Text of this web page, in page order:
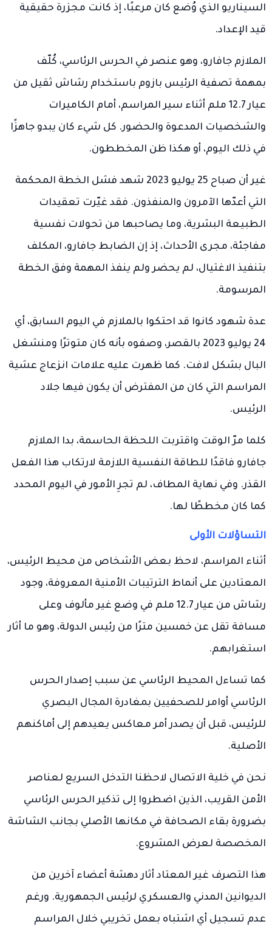
السيناريو الذي وُضع كان مرعبًا، إذ كانت مجزرة حقيقية
قيد الإعداد.
الملازم جافارو، وهو عنصر في الحرس الرئاسي، كُلّف
بمهمة تصفية الرئيس بازوم باستخدام رشاش ثقيل من
عيار 12.7 ملم أثناء سير المراسم، أمام الكاميرات
والشخصيات المدعوة والحضور. كل شيء كان يبدو جاهزًا
في ذلك اليوم، أو هكذا ظن المخططون.
غير أن صباح 25 يوليو 2023 شهد فشل الخطة المحكمة
التي أعدّها الآمرون والمنفذون. فقد غيّرت تعقيدات
الطبيعة البشرية، وما يصاحبها من تحولات نفسية
مفاجئة، مجرى الأحداث، إذ إن الضابط جافارو، المكلف
بتنفيذ الاغتيال، لم يحضر ولم ينفذ المهمة وفق الخطة
المرسومة.
عدة شهود كانوا قد احتكوا بالملازم في اليوم السابق، أي
24 يوليو 2023 بالقصر، وصفوه بأنه كان متوترًا ومنشغل
البال بشكل لافت. كما ظهرت عليه علامات انزعاج عشية
المراسم التي كان من المفترض أن يكون فيها جلاد
الرئيس.
كلما مرّ الوقت واقتربت اللحظة الحاسمة، بدا الملازم
جافارو فاقدًا للطاقة النفسية اللازمة لارتكاب هذا الفعل
القذر. وفي نهاية المطاف، لم تجرِ الأمور في اليوم المحدد
كما كان مخططًا لها.
التساؤلات الأولى
أثناء المراسم، لاحظ بعض الأشخاص من محيط الرئيس،
المعتادين على أنماط الترتيبات الأمنية المعروفة، وجود
رشاش من عيار 12.7 ملم في وضع غير مألوف وعلى
مسافة تقل عن خمسين مترًا من رئيس الدولة، وهو ما أثار
استغرابهم.
كما تساءل المحيط الرئاسي عن سبب إصدار الحرس
الرئاسي أوامر للصحفيين بمغادرة المجال البصري
للرئيس، قبل أن يصدر أمر معاكس يعيدهم إلى أماكنهم
الأصلية.
نحن في خلية الاتصال لاحظنا التدخل السريع لعناصر
الأمن القريب، الذين اضطروا إلى تذكير الحرس الرئاسي
بضرورة بقاء الصحافة في مكانها الأصلي بجانب الشاشة
المخصصة لعرض المشروع.
هذا التصرف غير المعتاد أثار دهشة أعضاء آخرين من
الديوانين المدني والعسكري لرئيس الجمهورية. ورغم
عدم تسجيل أي اشتباه بعمل تخريبي خلال المراسم